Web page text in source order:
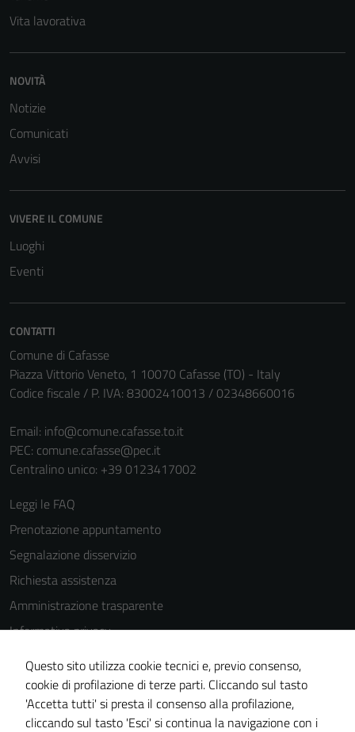
Vita lavorativa
NOVITÀ
Notizie
Comunicati
Avvisi
VIVERE IL COMUNE
Luoghi
Eventi
CONTATTI
Comune di Cafasse
Piazza Vittorio Veneto, 1 10070 Cafasse (TO) - Italy
Codice fiscale / P. IVA: 83002410013 / 02348660016
Email: info@comune.cafasse.to.it
PEC: comune.cafasse@pec.it
Centralino unico: +39 0123417002
Leggi le FAQ
Prenotazione appuntamento
Segnalazione disservizio
Richiesta assistenza
Amministrazione trasparente
Informativa privacy
Cookie Policy
Note legali
Dichiarazione di accessibilità
Questo sito utilizza cookie tecnici e, previo consenso,
cookie di profilazione di terze parti. Cliccando sul tasto
'Accetta tutti' si presta il consenso alla profilazione,
cliccando sul tasto 'Esci' si continua la navigazione con i
per il
Questi cookie